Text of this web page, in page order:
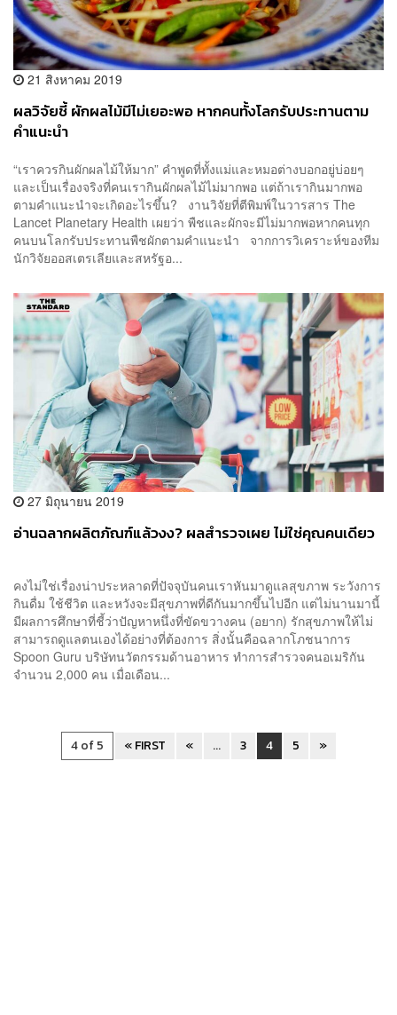
21 สิงหาคม 2019
ผลวิจัยชี้ ผักผลไม้มีไม่เยอะพอ หากคนทั้งโลกรับประทานตาม
คำแนะนำ
“เราควรกินผักผลไม้ให้มาก” คำพูดที่ทั้งแม่และหมอต่างบอกอยู่บ่อยๆ
และเป็นเรื่องจริงที่คนเรากินผักผลไม้ไม่มากพอ แต่ถ้าเรากินมากพอ
ตามคำแนะนำจะเกิดอะไรขึ้น? งานวิจัยที่ตีพิมพ์ในวารสาร The
Lancet Planetary Health เผยว่า พืชและผักจะมีไม่มากพอหากคนทุก
คนบนโลกรับประทานพืชผักตามคำแนะนำ จากการวิเคราะห์ของทีม
นักวิจัยออสเตรเลียและสหรัฐอ...
27 มิถุนายน 2019
อ่านฉลากผลิตภัณฑ์แล้วงง? ผลสำรวจเผย ไม่ใช่คุณคนเดียว
คงไม่ใช่เรื่องน่าประหลาดที่ปัจจุบันคนเราหันมาดูแลสุขภาพ ระวังการ
กินดื่ม ใช้ชีวิต และหวังจะมีสุขภาพที่ดีกันมากขึ้นไปอีก แต่ไม่นานมานี้
มีผลการศึกษาที่ชี้ว่าปัญหาหนึ่งที่ขัดขวางคน (อยาก) รักสุขภาพให้ไม่
สามารถดูแลตนเองได้อย่างที่ต้องการ สิ่งนั้นคือฉลากโภชนาการ
Spoon Guru บริษัทนวัตกรรมด้านอาหาร ทำการสำรวจคนอเมริกัน
จำนวน 2,000 คน เมื่อเดือน...
4 of 5 « FIRST « ... 3 4 5 »